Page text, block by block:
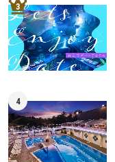
3
4